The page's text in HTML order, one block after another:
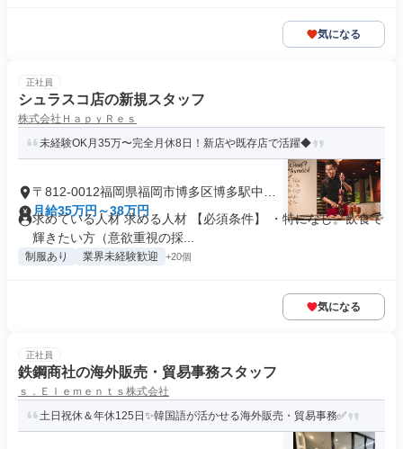
気になる
正社員
シュラスコ店の新規スタッフ
株式会社ＨａｐｙＲｅｓ
未経験OK月35万〜完全月休8日！新店や既存店で活躍◆
〒812-0012福岡県福岡市博多区博多駅中央
街
月給35万円～38万円
求めている人材 求める人材 【必須条件】 ・特になし。飲食で
輝きたい方（意欲重視の採...
制服あり 業界未経験歓迎 +20個
気になる
正社員
鉄鋼商社の海外販売・貿易事務スタッフ
ｓ．Ｅｌｅｍｅｎｔｓ株式会社
土日祝休＆年休125日✨韓国語が活かせる海外販売・貿易事務✅